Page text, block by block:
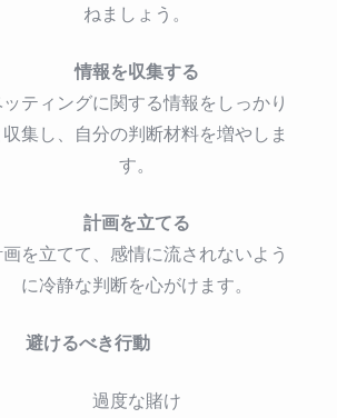
ねましょう。
情報を収集する
ティングに関する情報をしっかり
収集し、自分の判断材料を増やしま
す。
計画を立てる
を立てて、感情に流されないよう
に冷静な判断を心がけます。
避けるべき行動
過度な賭け